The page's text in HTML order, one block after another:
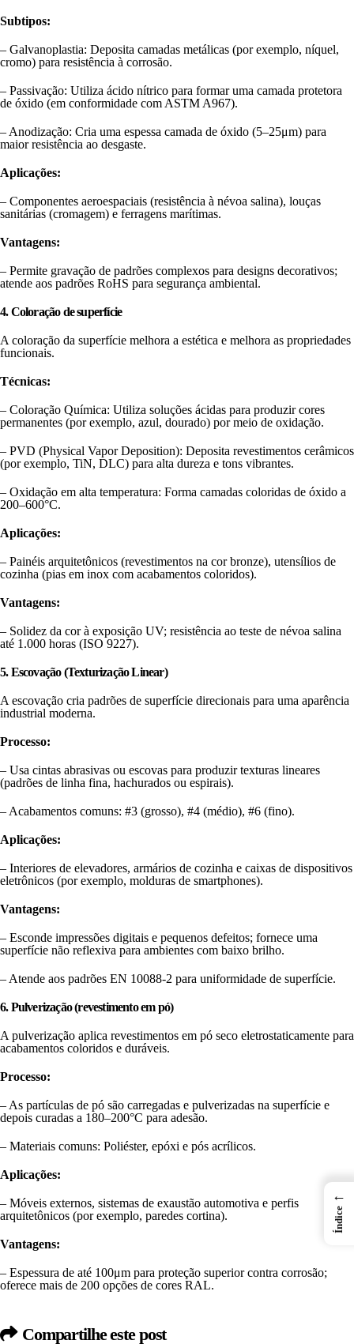
Subtipos:
– Galvanoplastia: Deposita camadas metálicas (por exemplo, níquel,
cromo) para resistência à corrosão.
– Passivação: Utiliza ácido nítrico para formar uma camada protetora
de óxido (em conformidade com ASTM A967).
– Anodização: Cria uma espessa camada de óxido (5–25μm) para
maior resistência ao desgaste.
Aplicações:
– Componentes aeroespaciais (resistência à névoa salina), louças
sanitárias (cromagem) e ferragens marítimas.
Vantagens:
– Permite gravação de padrões complexos para designs decorativos;
atende aos padrões RoHS para segurança ambiental.
4. Coloração de superfície
A coloração da superfície melhora a estética e melhora as propriedades
funcionais.
Técnicas:
– Coloração Química: Utiliza soluções ácidas para produzir cores
permanentes (por exemplo, azul, dourado) por meio de oxidação.
– PVD (Physical Vapor Deposition): Deposita revestimentos cerâmicos
(por exemplo, TiN, DLC) para alta dureza e tons vibrantes.
– Oxidação em alta temperatura: Forma camadas coloridas de óxido a
200–600°C.
Aplicações:
– Painéis arquitetônicos (revestimentos na cor bronze), utensílios de
cozinha (pias em inox com acabamentos coloridos).
Vantagens:
– Solidez da cor à exposição UV; resistência ao teste de névoa salina
até 1.000 horas (ISO 9227).
5. Escovação (Texturização Linear)
A escovação cria padrões de superfície direcionais para uma aparência
industrial moderna.
Processo:
– Usa cintas abrasivas ou escovas para produzir texturas lineares
(padrões de linha fina, hachurados ou espirais).
– Acabamentos comuns: #3 (grosso), #4 (médio), #6 (fino).
Aplicações:
– Interiores de elevadores, armários de cozinha e caixas de dispositivos
eletrônicos (por exemplo, molduras de smartphones).
Vantagens:
– Esconde impressões digitais e pequenos defeitos; fornece uma
superfície não reflexiva para ambientes com baixo brilho.
– Atende aos padrões EN 10088-2 para uniformidade de superfície.
6. Pulverização (revestimento em pó)
A pulverização aplica revestimentos em pó seco eletrostaticamente para
acabamentos coloridos e duráveis.
Processo:
– As partículas de pó são carregadas e pulverizadas na superfície e
depois curadas a 180–200°C para adesão.
– Materiais comuns: Poliéster, epóxi e pós acrílicos.
Aplicações:
– Móveis externos, sistemas de exaustão automotiva e perfis
arquitetônicos (por exemplo, paredes cortina).
Vantagens:
– Espessura de até 100μm para proteção superior contra corrosão;
oferece mais de 200 opções de cores RAL.
Compartilhe este post
←
Índice